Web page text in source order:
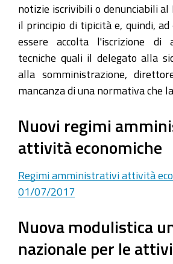
notizie iscrivibili o denunciabili al
il principio di tipicità e, quindi, ad
essere accolta l'iscrizione di
tecniche quali il delegato alla
alla somministrazione,
mancanza di una normativa che
Nuovi regimi
attività economiche
Regimi amministrativi attività
01/07/2017
Nuova modulistica
nazionale per le